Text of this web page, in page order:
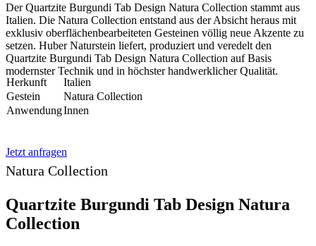
Der Quartzite Burgundi Tab Design Natura Collection stammt aus
Italien. Die Natura Collection entstand aus der Absicht heraus mit
exklusiv oberflächenbearbeiteten Gesteinen völlig neue Akzente zu
setzen. Huber Naturstein liefert, produziert und veredelt den
Quartzite Burgundi Tab Design Natura Collection auf Basis
modernster Technik und in höchster handwerklicher Qualität.
Herkunft
Italien
Gestein
Natura Collection
AnwendungInnen
Jetzt anfragen
Natura Collection
Quartzite Burgundi Tab Design Natura
Collection